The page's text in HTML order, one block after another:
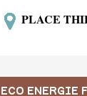
PLACE
ECO ENERGIE